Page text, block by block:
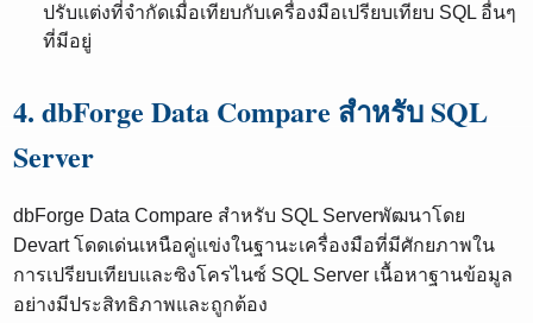
ปรับแต่งที่จำกัดเมื่อเทียบกับเครื่องมือเปรียบเทียบ SQL อื่นๆ
ที่มีอยู่
4. dbForge Data Compare สำหรับ SQL
Server
dbForge Data Compare สำหรับ SQL Serverพัฒนาโดย
Devart โดดเด่นเหนือคู่แข่งในฐานะเครื่องมือที่มีศักยภาพใน
การเปรียบเทียบและซิงโครไนซ์ SQL Server เนื้อหาฐานข้อมูล
อย่างมีประสิทธิภาพและถูกต้อง